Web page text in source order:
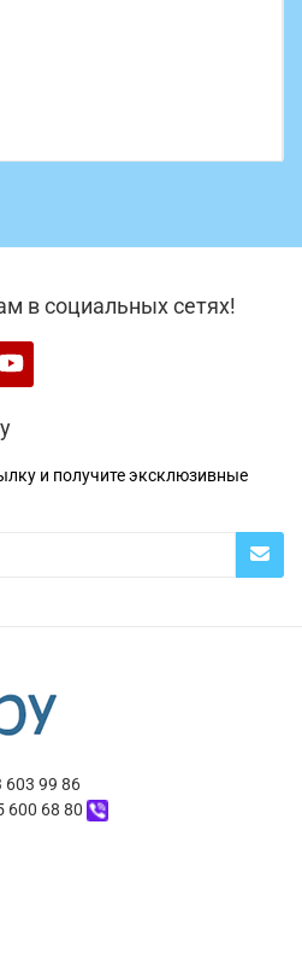
в социальных сетях!
и получите эксклюзивные
603 99 86
600 68 80